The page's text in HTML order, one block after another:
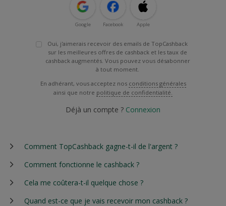
Google Facebook Apple
Oui, j'aimerais recevoir des emails de TopCashback
sur les meilleures offres de cashback et les taux de
cashback augmentés. Vous pouvez vous désabonner
à tout moment.
En adhérant, vous acceptez nos conditions générales
ainsi que notre politique de confidentialité.
Déjà un compte ? Connexion
Comment TopCashback gagne-t-il de l'argent ?
Comment fonctionne le cashback ?
Cela me coûtera-t-il quelque chose ?
Quand est-ce que je vais recevoir mon cashback ?